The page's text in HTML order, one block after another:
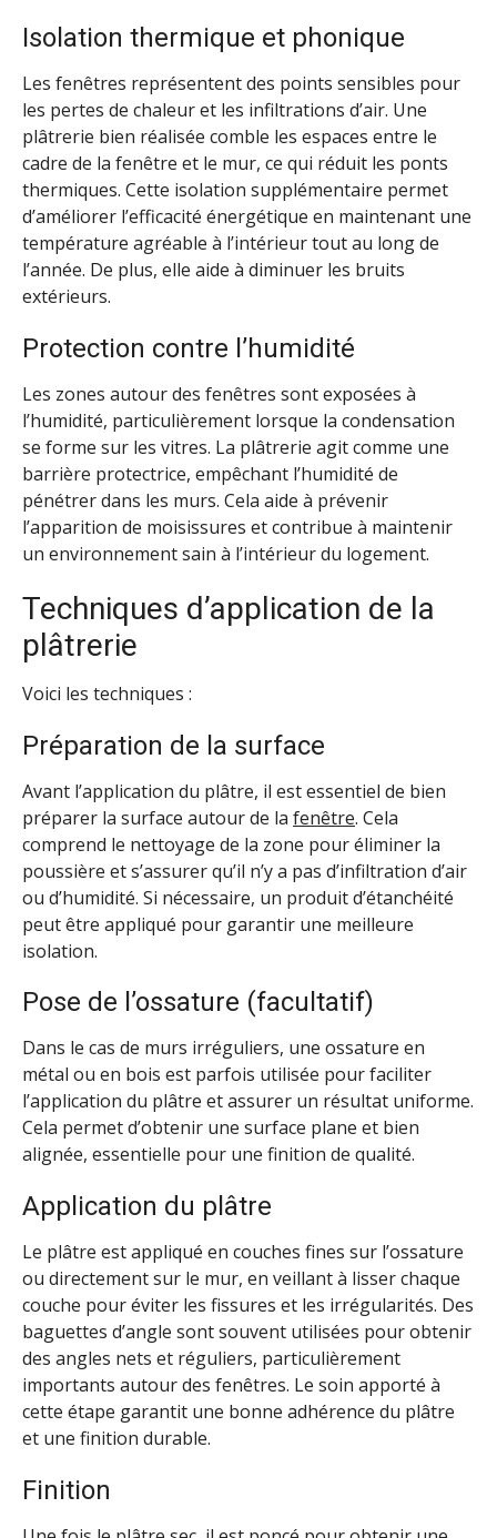
Isolation thermique et phonique
Les fenêtres représentent des points sensibles pour
les pertes de chaleur et les infiltrations d’air. Une
plâtrerie bien réalisée comble les espaces entre le
cadre de la fenêtre et le mur, ce qui réduit les ponts
thermiques. Cette isolation supplémentaire permet
d’améliorer l’efficacité énergétique en maintenant une
température agréable à l’intérieur tout au long de
l’année. De plus, elle aide à diminuer les bruits
extérieurs.
Protection contre l’humidité
Les zones autour des fenêtres sont exposées à
l’humidité, particulièrement lorsque la condensation
se forme sur les vitres. La plâtrerie agit comme une
barrière protectrice, empêchant l’humidité de
pénétrer dans les murs. Cela aide à prévenir
l’apparition de moisissures et contribue à maintenir
un environnement sain à l’intérieur du logement.
Techniques d’application de la
plâtrerie
Voici les techniques :
Préparation de la surface
Avant l’application du plâtre, il est essentiel de bien
préparer la surface autour de la fenêtre. Cela
comprend le nettoyage de la zone pour éliminer la
poussière et s’assurer qu’il n’y a pas d’infiltration d’air
ou d’humidité. Si nécessaire, un produit d’étanchéité
peut être appliqué pour garantir une meilleure
isolation.
Pose de l’ossature (facultatif)
Dans le cas de murs irréguliers, une ossature en
métal ou en bois est parfois utilisée pour faciliter
l’application du plâtre et assurer un résultat uniforme.
Cela permet d’obtenir une surface plane et bien
alignée, essentielle pour une finition de qualité.
Application du plâtre
Le plâtre est appliqué en couches fines sur l’ossature
ou directement sur le mur, en veillant à lisser chaque
couche pour éviter les fissures et les irrégularités. Des
baguettes d’angle sont souvent utilisées pour obtenir
des angles nets et réguliers, particulièrement
importants autour des fenêtres. Le soin apporté à
cette étape garantit une bonne adhérence du plâtre
et une finition durable.
Finition